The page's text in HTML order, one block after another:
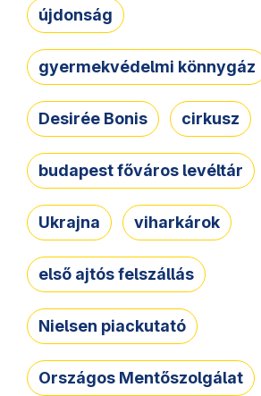
újdonság
gyermekvédelmi könnygáz
Desirée Bonis cirkusz
budapest főváros levéltár
Ukrajna viharkárok
első ajtós felszállás
Nielsen piackutató
Országos Mentőszolgálat